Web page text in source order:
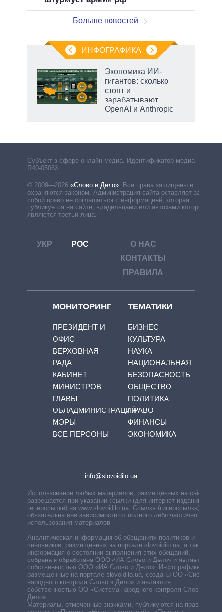
Больше новостей
ИНФОГРАФИКА
Экономика ИИ-
гигантов: сколько
стоят и
зарабатывают
OpenAI и Anthropic
Субъект в сфере онлайн-медиа. Идентификатор медиа –
R40-05063
© 2009—2026 «Слово и Дело» Все права защищены и
охраняются законом. Администрация сайта оставляет за
собой право не соглашаться с информацией, которая
публикуется на сайте, владельцами или авторами которой
являются третьи лица.
УКР РОС
О НАС
КОНТАКТЫ
ПРАВИЛА
МОНИТОРИНГ
ПРЕЗИДЕНТ И
ОФИС
ВЕРХОВНАЯ
РАДА
КАБИНЕТ
МИНИСТРОВ
ГЛАВЫ
ОБЛАДМИНИСТРАЦИЙ
МЭРЫ
ВСЕ ПЕРСОНЫ
ТЕМАТИКИ
БИЗНЕС
КУЛЬТУРА
НАУКА
НАЦИОНАЛЬНАЯ
БЕЗОПАСНОСТЬ
ОБЩЕСТВО
ПОЛИТИКА
ПРАВО
ФИНАНСЫ
ЭКОНОМИКА
info@slovoidilo.ua
Использование любых материалов, размещённых на сайте,
разрешается при указании ссылки (для интернет-изданий —
гиперссылки) на www.slovoidilo.ua. Ссылка (гиперссылка)
обязательна вне зависимости от полного либо частичного
использования материалов.
Аналитическая информация об обещаниях политиков и
чиновников, размещенных на портале slovoidilo.ua, а также
информация о состоянии выполнения этих обещаний,
собрана и обработана ООО «ИА Слово и Дело» и является
собственностью ООО «ИА Слово и Дело». Инфографики,
размещенные на портале slovoidilo.ua, созданы ОО «Система
народного контроля Слово и Дело» и являются
собственностью ОО «Система народного контроля Слово и
Дело».
Материалы, отмеченные значками, публикуются на правах